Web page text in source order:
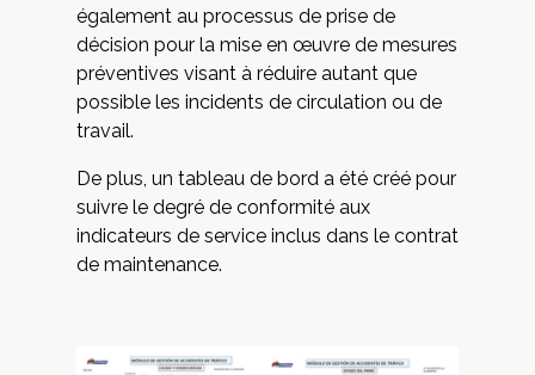
également au processus de prise de
décision pour la mise en œuvre de mesures
préventives visant à réduire autant que
possible les incidents de circulation ou de
travail.
De plus, un tableau de bord a été créé pour
suivre le degré de conformité aux
indicateurs de service inclus dans le contrat
de maintenance.